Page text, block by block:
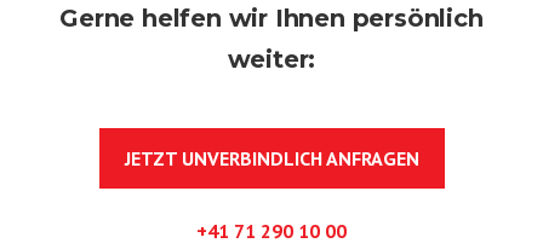
Gerne helfen wir Ihnen persönlich
weiter:
JETZT UNVERBINDLICH ANFRAGEN
+41 71 290 10 00